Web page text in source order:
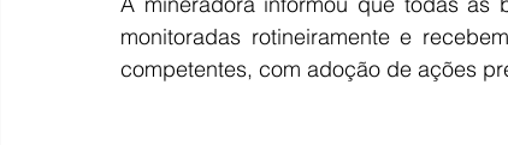
monitoradas rotineiramente e
competentes, com adoção de ações